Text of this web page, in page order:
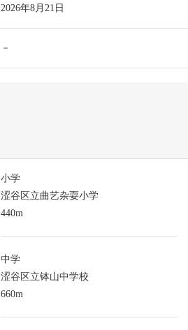
2026年8月21日
－
小学
涩谷区立曲艺杂耍小学
440m
中学
涩谷区立钵山中学校
660m